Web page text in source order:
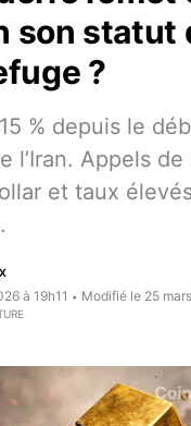
son statut
?
% depuis le
l’Iran. Appels de
et taux
à 19h11 • Modifié le 25